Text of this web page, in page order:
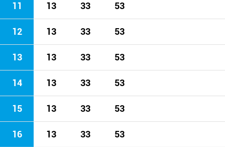
11 13 33 53
12 13 33 53
13 13 33 53
14 13 33 53
15 13 33 53
16 13 33 53